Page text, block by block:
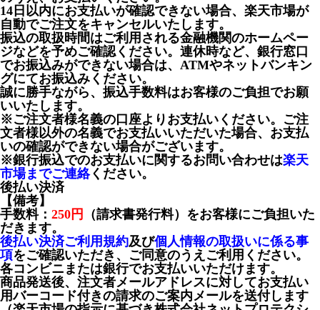
14日以内にお支払いが確認できない場合、楽天市場が
自動でご注文をキャンセルいたします。
振込の取扱時間はご利用される金融機関のホームペー
ジなどを予めご確認ください。連休時など、銀行窓口
でお振込みができない場合は、ATMやネットバンキン
グにてお振込みください。
誠に勝手ながら、振込手数料はお客様のご負担でお願
いいたします。
※ご注文者様名義の口座よりお支払いください。ご注
文者様以外の名義でお支払いいただいた場合、お支払
いの確認ができない場合がございます。
※銀行振込でのお支払いに関するお問い合わせは楽天
市場までご連絡ください。
後払い決済
【備考】
手数料： 250円
（請求書発行料）をお客様にご負担いた
だきます。
後払い決済ご利用規約及び個人情報の取扱いに係る事
項をご確認いただき、ご同意のうえご利用ください。
各コンビニまたは銀行でお支払いいただけます。
商品発送後、注文者メールアドレスに対してお支払い
用バーコード付きの請求のご案内メールを送付します